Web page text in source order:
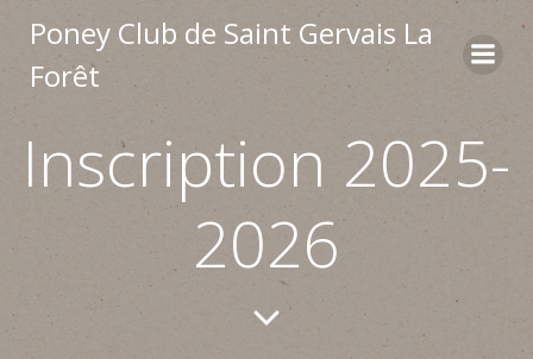
Aller
au
contenu
Poney Club de Saint Gervais La
Forêt
Inscription 2025-
2026